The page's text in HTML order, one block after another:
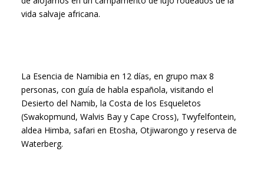
vida salvaje africana.
La Esencia de Namibia en 12 días, en grupo max 8
personas, con guía de habla española, visitando el
Desierto del Namib, la Costa de los Esqueletos
(Swakopmund, Walvis Bay y Cape Cross), Twyfelfontein,
aldea Himba, safari en Etosha, Otjiwarongo y reserva de
Waterberg.